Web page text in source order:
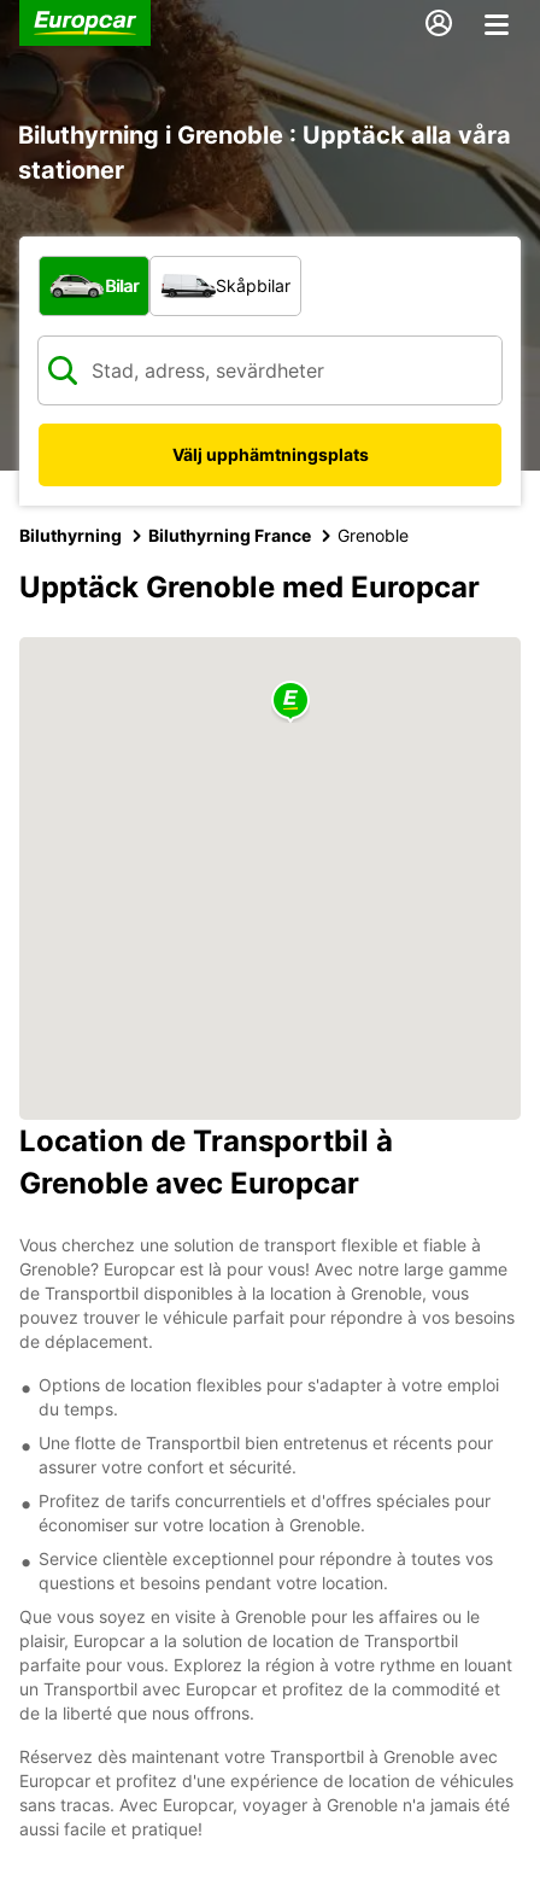
Biluthyrning i Grenoble : Upptäck alla våra
stationer
Vilken typ av fordon?
Bilar Skåpbilar
Välj upphämtningsplats
Biluthyrning Biluthyrning France Grenoble
Upptäck Grenoble med Europcar
Location de Transportbil à
Grenoble avec Europcar
Vous cherchez une solution de transport flexible et fiable à
Grenoble? Europcar est là pour vous! Avec notre large gamme
de Transportbil disponibles à la location à Grenoble, vous
pouvez trouver le véhicule parfait pour répondre à vos besoins
de déplacement.
Options de location flexibles pour s'adapter à votre emploi
du temps.
Une flotte de Transportbil bien entretenus et récents pour
assurer votre confort et sécurité.
Profitez de tarifs concurrentiels et d'offres spéciales pour
économiser sur votre location à Grenoble.
Service clientèle exceptionnel pour répondre à toutes vos
questions et besoins pendant votre location.
Que vous soyez en visite à Grenoble pour les affaires ou le
plaisir, Europcar a la solution de location de Transportbil
parfaite pour vous. Explorez la région à votre rythme en louant
un Transportbil avec Europcar et profitez de la commodité et
de la liberté que nous offrons.
Réservez dès maintenant votre Transportbil à Grenoble avec
Europcar et profitez d'une expérience de location de véhicules
sans tracas. Avec Europcar, voyager à Grenoble n'a jamais été
aussi facile et pratique!